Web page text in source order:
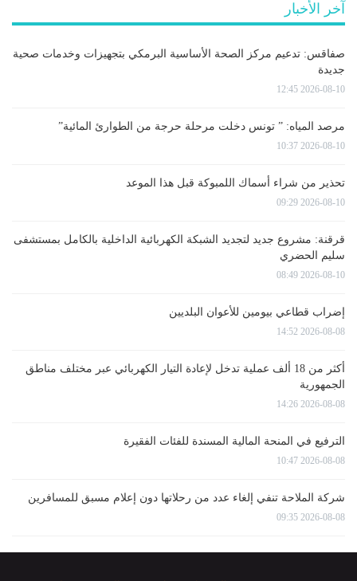
آخر الأخبار
صفاقس: تدعيم مركز الصحة الأساسية البرمكي بتجهيزات وخدمات صحية
جديدة
2026-08-10 12:45
مرصد المياه: ” تونس دخلت مرحلة حرجة من الطوارئ المائية”
2026-08-10 10:37
تحذير من شراء أسماك اللمبوكة قبل هذا الموعد
2026-08-10 09:29
قرقنة: مشروع جديد لتجديد الشبكة الكهربائية الداخلية بالكامل بمستشفى
سليم الحضري
2026-08-10 08:49
إضراب قطاعي بيومين للأعوان البلديين
2026-08-08 14:52
أكثر من 18 ألف عملية تدخل لإعادة التيار الكهربائي عبر مختلف مناطق
الجمهورية
2026-08-08 14:26
الترفيع في المنحة المالية المسندة للفئات الفقيرة
2026-08-08 10:47
شركة الملاحة تنفي إلغاء عدد من رحلاتها دون إعلام مسبق للمسافرين
2026-08-08 09:35